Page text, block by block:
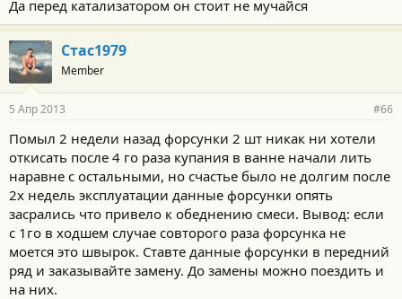
Да перед катализатором он стоит не мучайся
Стас1979
Member
5 Апр 2013 #66
Помыл 2 недели назад форсунки 2 шт никак ни хотели
откисать после 4 го раза купания в ванне начали лить
наравне с остальными, но счастье было не долгим после
2х недель эксплуатации данные форсунки опять
засрались что привело к обеднению смеси. Вывод: если
с 1го в ходшем случае совторого раза форсунка не
моется это швырок. Ставте данные форсунки в передний
ряд и заказывайте замену. До замены можно поездить и
на них.